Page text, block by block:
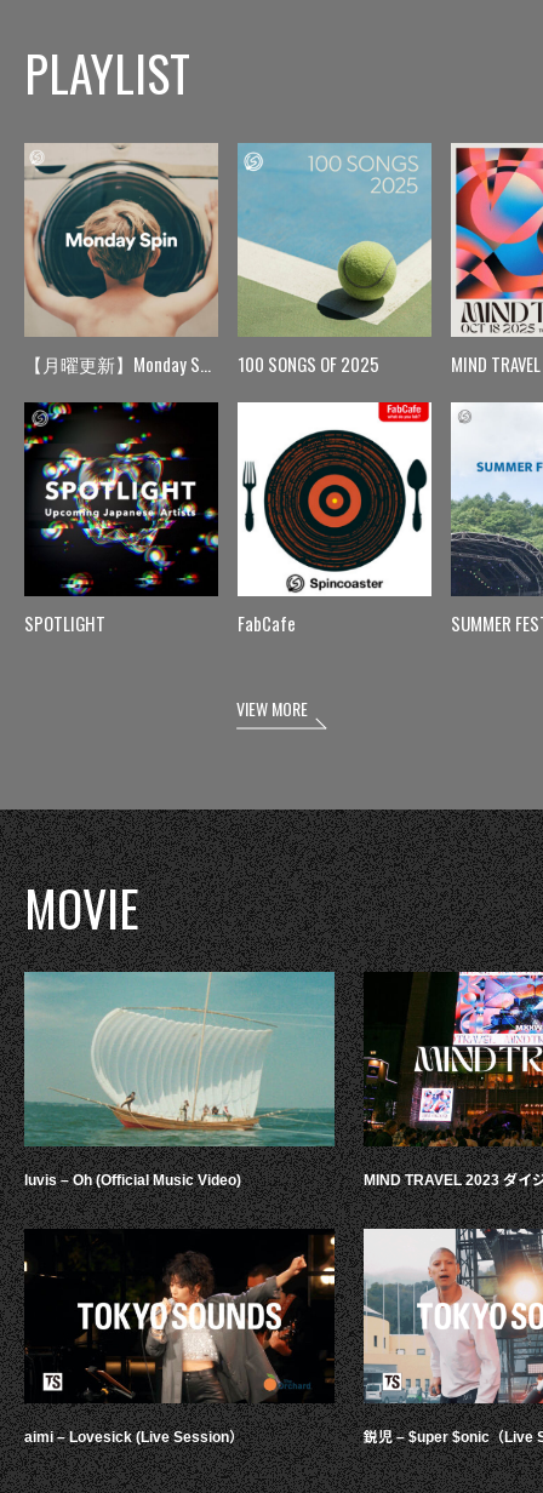
PLAYLIST
【月曜更新】Monday Spin
SPOTLIGHT
100 SONGS OF 2025
FabCafe
MIND TRAVEL
SUMMER
VIEW MORE
MOVIE
luvis – Oh (Official Music Video)
aimi – Lovesick (Live Session）
MIND TRAVEL 2023 ダイ
鋭児 – $uper $onic（Live